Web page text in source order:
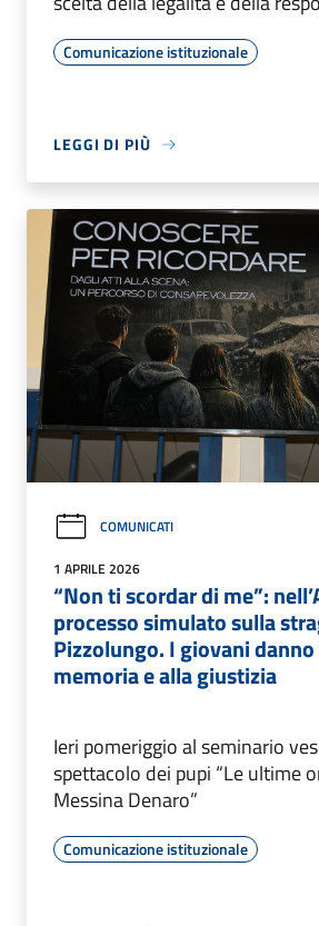
Comunicazione istituzionale
LEGGI DI PIÙ
COMUNICATI
1 APRILE 2026
“Non ti scordar di me”:
processo simulato sulla
Pizzolungo. I giovani
memoria e alla giustizia
Ieri pomeriggio al seminario
spettacolo dei pupi “Le ultime
Messina Denaro”
Comunicazione istituzionale